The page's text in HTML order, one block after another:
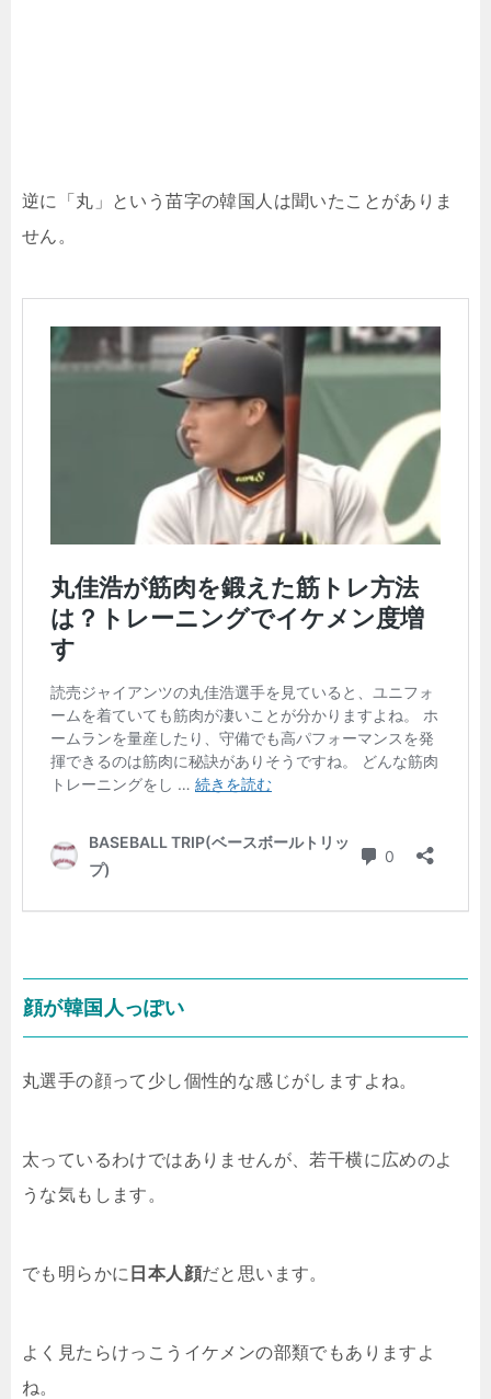
逆に「丸」という苗字の韓国人は聞いたことがありま
せん。
顔が韓国人っぽい
丸選手の顔って少し個性的な感じがしますよね。
太っているわけではありませんが、若干横に広めのよ
うな気もします。
でも明らかに 日本人顔だと思います。
よく見たらけっこうイケメンの部類でもありますよ
ね。